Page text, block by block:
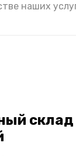
наших
склад